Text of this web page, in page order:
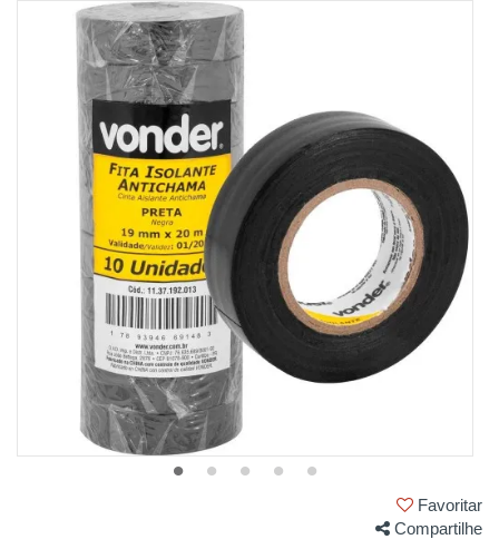
Favoritar
Compartilhe